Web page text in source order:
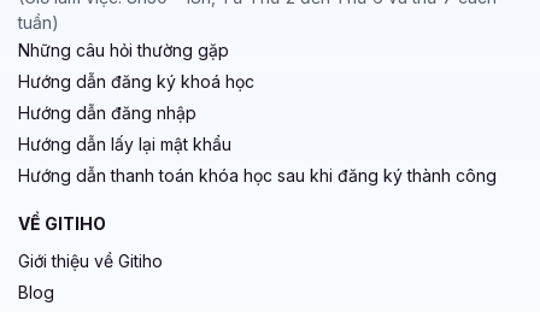
tuần)
Những câu hỏi thường gặp
Hướng dẫn đăng ký khoá học
Hướng dẫn đăng nhập
Hướng dẫn lấy lại mật khẩu
Hướng dẫn thanh toán khóa học sau khi đăng ký thành công
VỀ GITIHO
Giới thiệu về Gitiho
Blog